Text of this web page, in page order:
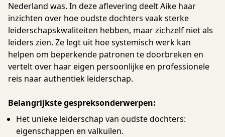
Nederland was. In deze aflevering deelt Aike haar
inzichten over hoe oudste dochters vaak sterke
leiderschapskwaliteiten hebben, maar zichzelf niet als
leiders zien. Ze legt uit hoe systemisch werk kan
helpen om beperkende patronen te doorbreken en
vertelt over haar eigen persoonlijke en professionele
reis naar authentiek leiderschap.
Belangrijkste gespreksonderwerpen:
Het unieke leiderschap van oudste dochters:
eigenschappen en valkuilen.